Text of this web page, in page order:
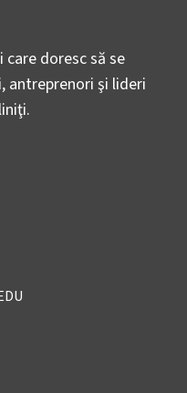
doresc să se
antreprenori şi lideri